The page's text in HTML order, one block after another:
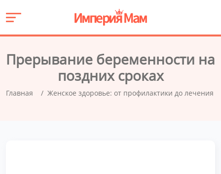
Прерывание беременности на
поздних сроках
Главная Женское здоровье: от профилактики до лечения